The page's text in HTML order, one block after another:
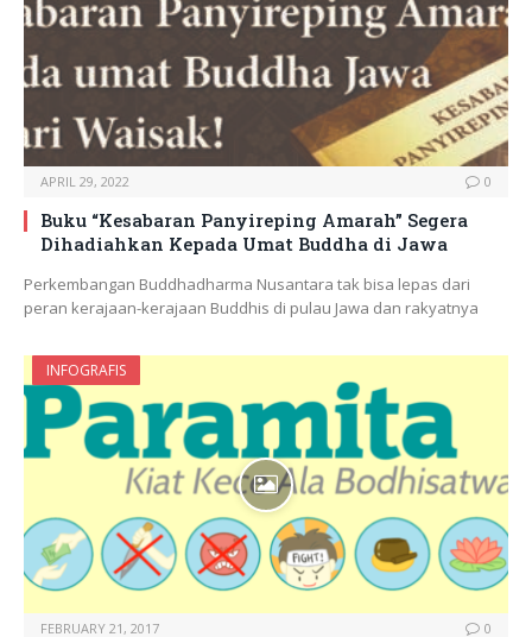
APRIL 29, 2022 0
Buku “Kesabaran Panyireping Amarah” Segera
Dihadiahkan Kepada Umat Buddha di Jawa
Perkembangan Buddhadharma Nusantara tak bisa lepas dari
peran kerajaan-kerajaan Buddhis di pulau Jawa dan rakyatnya
INFOGRAFIS
FEBRUARY 21, 2017 0